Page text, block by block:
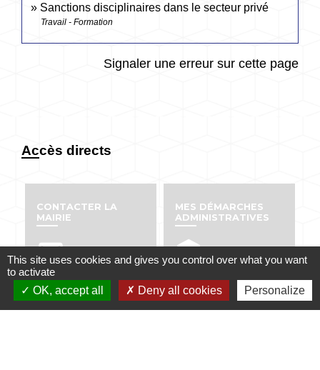
Sanctions disciplinaires dans le secteur privé
Travail - Formation
Signaler une erreur sur cette page
Accès directs
CONTACTER LA
MAIRIE
email
MES DÉMARCHES
ADMINISTRATIVES
account_balance
This site uses cookies and gives you control over what you want
to activate
OK, accept all
Deny all cookies Personalize